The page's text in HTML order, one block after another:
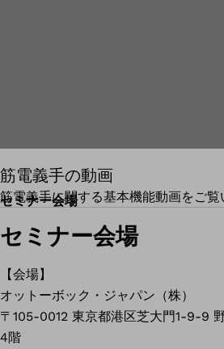
筋電義手の動画
筋電義手に関する基本機能動画をご覧
セミナー会場
セミナー会場
【会場】
オットーボック・ジャパン（株）
〒105-0012 東京都港区芝大門1-9-9
4階